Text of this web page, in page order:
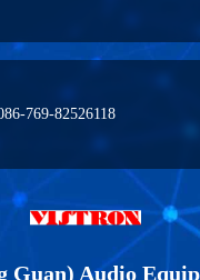
769-82526118
Guan) Audio